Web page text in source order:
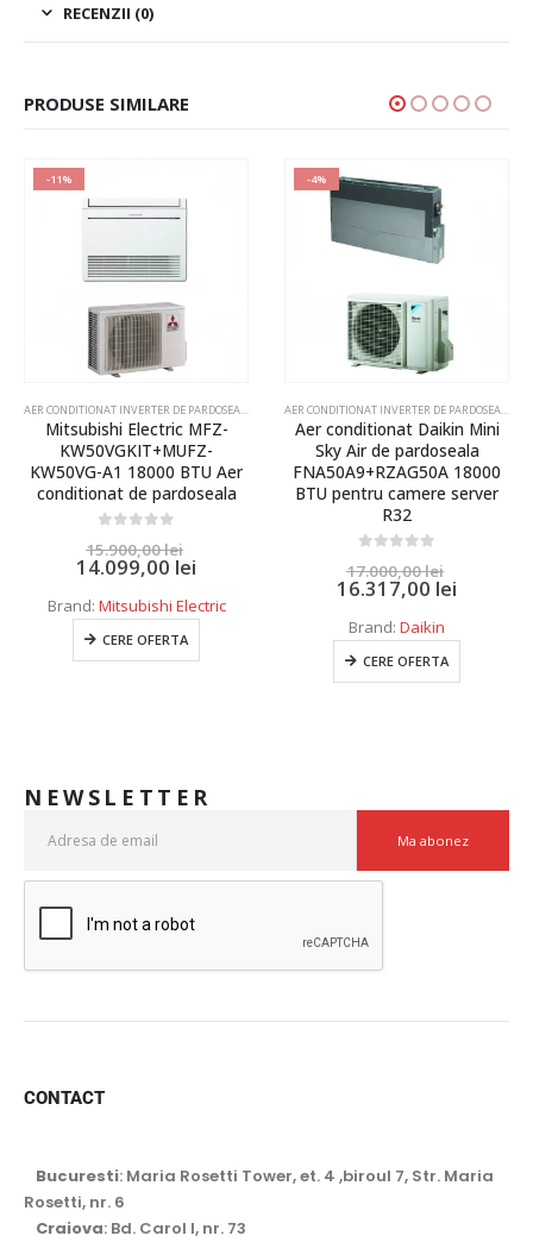
RECENZII (0)
PRODUSE SIMILARE
-11%
AER CONDITIONAT INVERTER DE PARDOSEALA
Mitsubishi Electric MFZ-
KW50VGKIT+MUFZ-
KW50VG-A1 18000 BTU Aer
conditionat de pardoseala
15.900,00lei
14.099,00 lei
Brand: Mitsubishi Electric
CERE OFERTA
-4%
AER CONDITIONAT INVERTER DE PARDOSEALA
Aer conditionat Daikin Mini
Sky Air de pardoseala
FNA50A9+RZAG50A 18000
BTU pentru camere server
R32
17.000,00lei
16.317,00 lei
Brand: Daikin
CERE OFERTA
NEWSLETTER
CONTACT
Bucuresti: Maria Rosetti Tower, et. 4 ,biroul 7, Str. Maria
Rosetti, nr. 6
Craiova: Bd. Carol I, nr. 73